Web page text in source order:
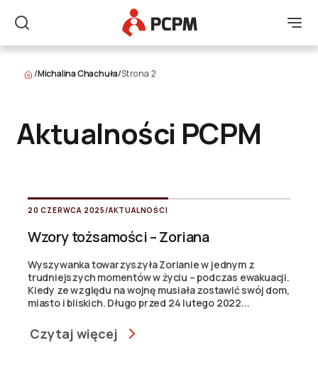
Szukaj
Główne Logo
/Michalina Chachuła/Strona 2
Aktualności PCPM
20 CZERWCA 2025 /AKTUALNOŚCI
Wzory tożsamości – Zoriana
Wyszywanka towarzyszyła Zorianie w jednym z
trudniejszych momentów w życiu – podczas ewakuacji.
Kiedy ze względu na wojnę musiała zostawić swój dom,
miasto i bliskich. Długo przed 24 lutego 2022...
Czytaj więcej